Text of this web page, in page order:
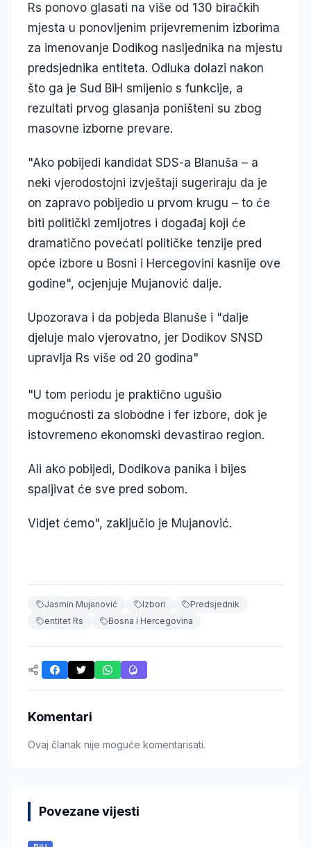
Rs ponovo glasati na više od 130 biračkih
mjesta u ponovljenim prijevremenim izborima
za imenovanje Dodikog nasljednika na mjestu
predsjednika entiteta. Odluka dolazi nakon
što ga je Sud BiH smijenio s funkcije, a
rezultati prvog glasanja poništeni su zbog
masovne izborne prevare.
"Ako pobijedi kandidat SDS-a Blanuša – a
neki vjerodostojni izvještaji sugeriraju da je
on zapravo pobijedio u prvom krugu – to će
biti politički zemljotres i događaj koji će
dramatično povećati političke tenzije pred
opće izbore u Bosni i Hercegovini kasnije ove
godine", ocjenjuje Mujanović dalje.
Upozorava i da pobjeda Blanuše i "dalje
djeluje malo vjerovatno, jer Dodikov SNSD
upravlja Rs više od 20 godina"
"U tom periodu je praktično ugušio
mogućnosti za slobodne i fer izbore, dok je
istovremeno ekonomski devastirao region.
Ali ako pobijedi, Dodikova panika i bijes
spaljivat će sve pred sobom.
Vidjet ćemo", zaključio je Mujanović.
Jasmin Mujanović Izbori
Predsjednik
entitet Rs
Bosna i Hercegovina
Komentari
Ovaj članak nije moguće komentarisati.
Povezane vijesti